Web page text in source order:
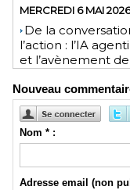
MERCREDI 6 MAI
​De la
l’action : l’IA
et l’avènement de
Nouveau
Nom * :
Adresse email (non